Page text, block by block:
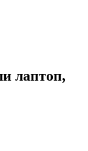
лаптоп,